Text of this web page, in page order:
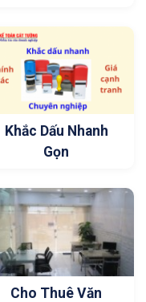
Khắc Dấu Nhanh
Gọn
Cho Thuê Văn